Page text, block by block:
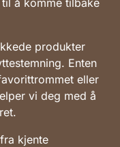
produkter
Enten
eller
vi deg med å
kjente